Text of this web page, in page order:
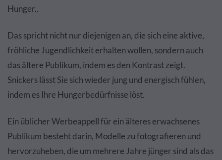
Hunger..
Das spricht nicht nur diejenigen an, die sich eine aktive,
fröhliche Jugendlichkeit erhalten wollen, sondern auch
das ältere Publikum, indem es den Kontrast zeigt.
Snickers lässt Sie sich wieder jung und energisch fühlen,
indem es Ihre Hungerbedürfnisse löst.
Ein üblicher Werbeappell für ein älteres erwachsenes
Publikum besteht darin, Modelle zu fotografieren und
hervorzuheben, die um mehrere Jahre jünger sind als das